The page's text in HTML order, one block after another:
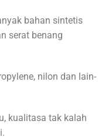
bahan sintetis
serat benang
nilon dan lain-
kualitasa tak kalah